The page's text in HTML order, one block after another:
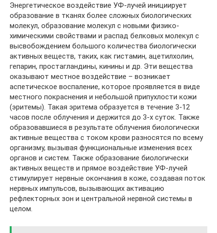
Энергетическое воздействие УФ-лучей инициирует
образование в тканях более сложных биологических
молекул, образование молекул с новыми физико-
химическими свойствами и распад белковых молекул с
высвобождением большого количества биологически
активных веществ, таких, как гистамин, ацетилхолин,
гепарин, простагландины, кинины и др. Эти вещества
оказывают местное воздействие – возникает
аспетическое воспаление, которое проявляется в виде
местного покраснения и небольшой припухлости кожи
(эритемы). Такая эритема образуется в течение 3-12
часов после облучения и держится до 3-х суток. Также
образовавшиеся в результате облучения биологически
активные вещества с током крови разносятся по всему
организму, вызывая функциональные изменения всех
органов и систем. Также образование биологически
активных веществ и прямое воздействие УФ-лучей
стимулирует нервные окончания в коже, создавая поток
нервных импульсов, вызывающих активацию
рефлекторных зон и центральной нервной системы в
целом.